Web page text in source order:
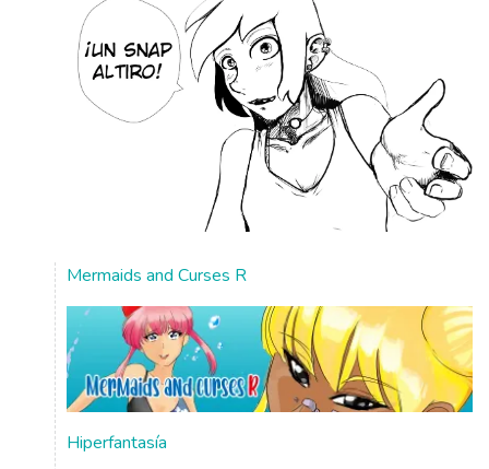
Mermaids and Curses R
Hiperfantasía